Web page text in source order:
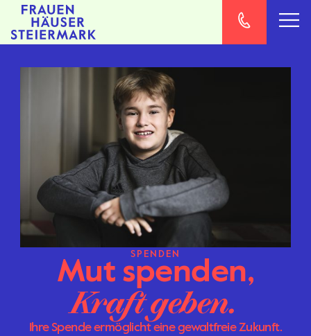
SPENDEN
Mut spenden,
Kraft geben.
Ihre Spende ermöglicht eine gewaltfreie Zukunft.